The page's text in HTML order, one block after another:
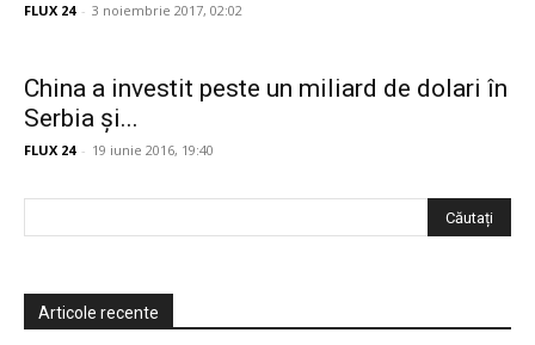
FLUX 24 - 3 noiembrie 2017, 02:02
China a investit peste un miliard de dolari în
Serbia și...
FLUX 24 - 19 iunie 2016, 19:40
Articole recente